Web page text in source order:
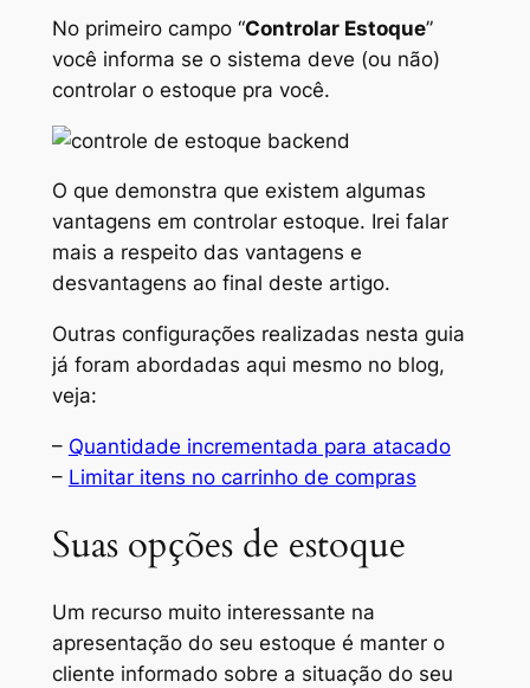
No primeiro campo “Controlar Estoque”
você informa se o sistema deve (ou não)
controlar o estoque pra você.
O que demonstra que existem algumas
vantagens em controlar estoque. Irei falar
mais a respeito das vantagens e
desvantagens ao final deste artigo.
Outras configurações realizadas nesta guia
já foram abordadas aqui mesmo no blog,
veja:
– Quantidade incrementada para atacado
– Limitar itens no carrinho de compras
Suas opções de estoque
Um recurso muito interessante na
apresentação do seu estoque é manter o
cliente informado sobre a situação do seu